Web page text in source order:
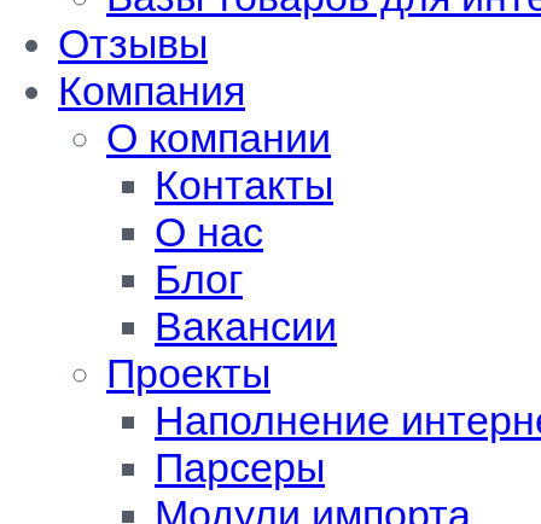
Отзывы
Компания
О компании
Контакты
О нас
Блог
Вакансии
Проекты
Наполнение
Парсеры
Модули импорта